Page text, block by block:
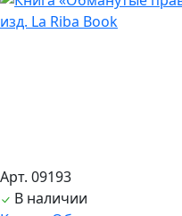
Арт. 09193
В наличии